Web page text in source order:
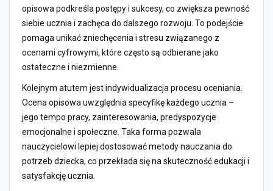
opisowa podkreśla postępy i sukcesy, co zwiększa pewność
siebie ucznia i zachęca do dalszego rozwoju. To podejście
pomaga unikać zniechęcenia i stresu związanego z
ocenami cyfrowymi, które często są odbierane jako
ostateczne i niezmienne.
Kolejnym atutem jest indywidualizacja procesu oceniania.
Ocena opisowa uwzględnia specyfikę każdego ucznia –
jego tempo pracy, zainteresowania, predyspozycje
emocjonalne i społeczne. Taka forma pozwala
nauczycielowi lepiej dostosować metody nauczania do
potrzeb dziecka, co przekłada się na skuteczność edukacji i
satysfakcję ucznia.